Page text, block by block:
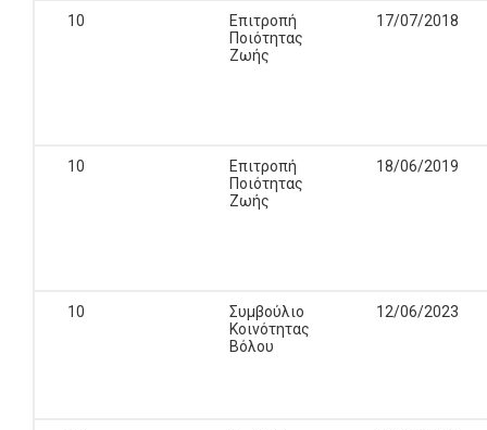
10
Επιτροπή
Ποιότητας
Ζωής
17/07/2018
10
Επιτροπή
Ποιότητας
Ζωής
18/06/2019
10
Συμβούλιο
Κοινότητας
Βόλου
12/06/2023